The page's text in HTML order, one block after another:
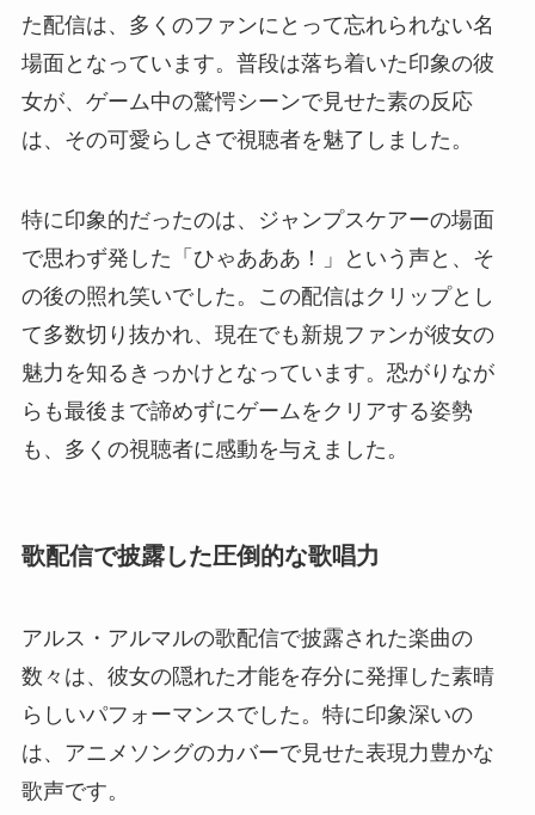
た配信は、多くのファンにとって忘れられない名
場面となっています。普段は落ち着いた印象の彼
女が、ゲーム中の驚愕シーンで見せた素の反応
は、その可愛らしさで視聴者を魅了しました。
特に印象的だったのは、ジャンプスケアーの場面
で思わず発した「ひゃあああ！」という声と、そ
の後の照れ笑いでした。この配信はクリップとし
て多数切り抜かれ、現在でも新規ファンが彼女の
魅力を知るきっかけとなっています。恐がりなが
らも最後まで諦めずにゲームをクリアする姿勢
も、多くの視聴者に感動を与えました。
歌配信で披露した圧倒的な歌唱力
アルス・アルマルの歌配信で披露された楽曲の
数々は、彼女の隠れた才能を存分に発揮した素晴
らしいパフォーマンスでした。特に印象深いの
は、アニメソングのカバーで見せた表現力豊かな
歌声です。